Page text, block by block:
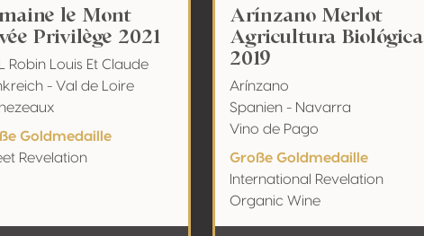
le Mont
Privilège 2021
Robin Louis Et Claude
- Val de Loire
Goldmedaille
Revelation
Arínzano Merlot
Agricultura Biológica
2019
Arínzano
Spanien - Navarra
Vino de Pago
Große Goldmedaille
International Revelation
Organic Wine